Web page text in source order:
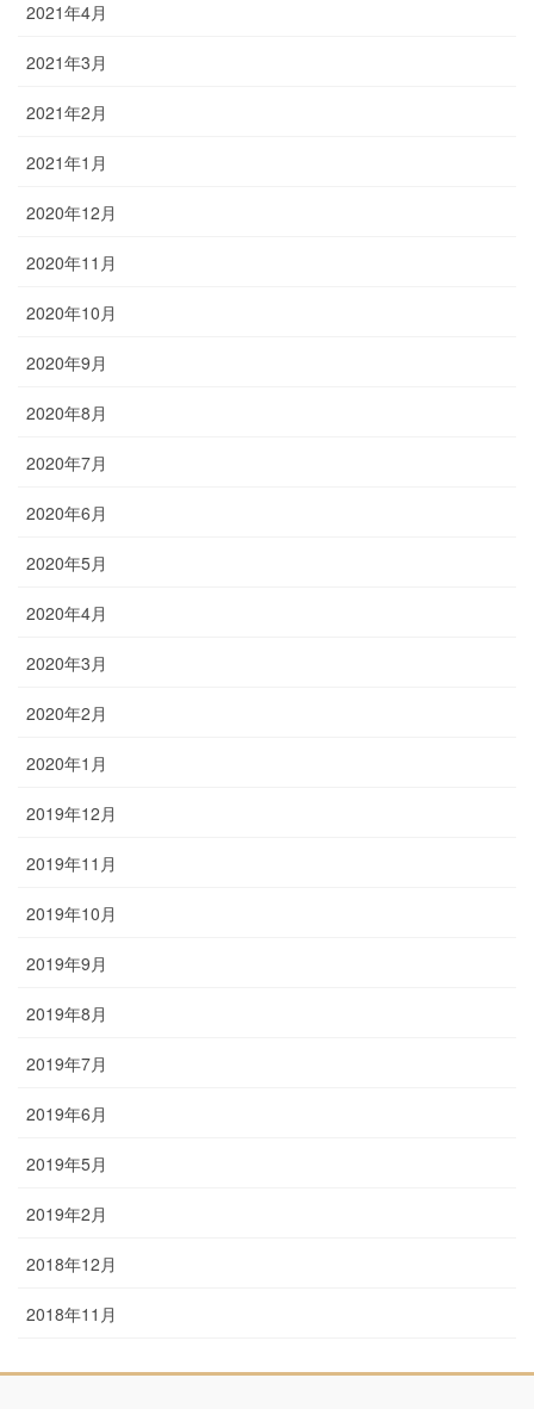
2021年4月
2021年3月
2021年2月
2021年1月
2020年12月
2020年11月
2020年10月
2020年9月
2020年8月
2020年7月
2020年6月
2020年5月
2020年4月
2020年3月
2020年2月
2020年1月
2019年12月
2019年11月
2019年10月
2019年9月
2019年8月
2019年7月
2019年6月
2019年5月
2019年2月
2018年12月
2018年11月